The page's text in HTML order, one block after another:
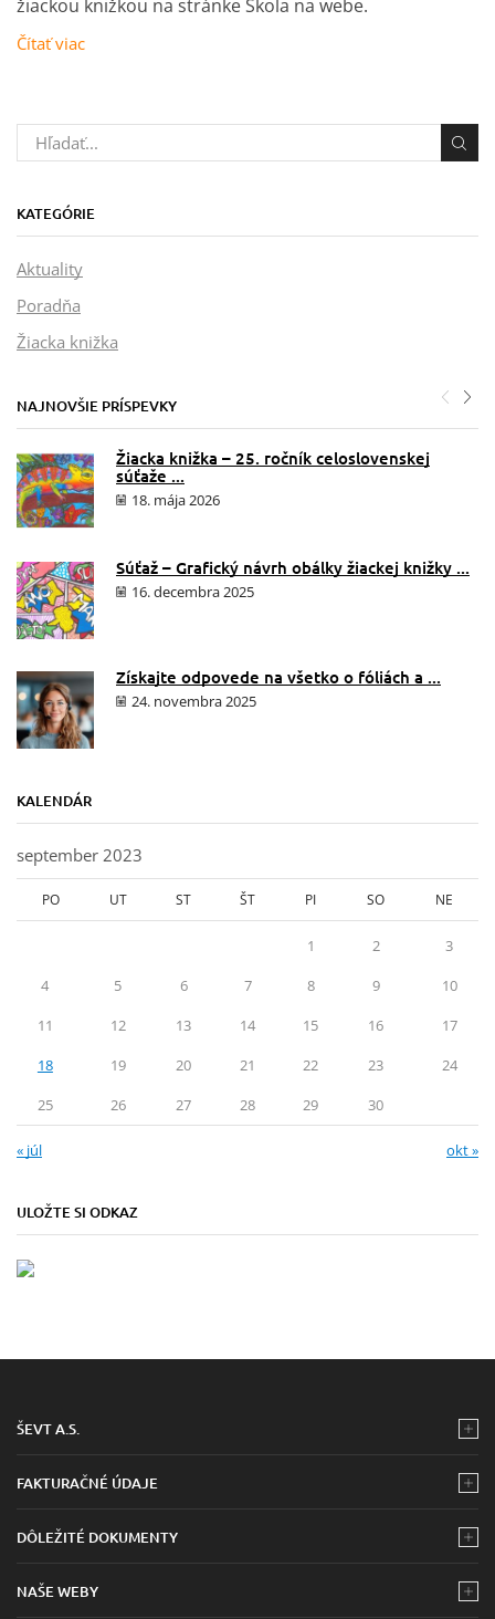
žiackou knižkou na stránke Škola na webe.
Čítať viac
KATEGÓRIE
Aktuality
Poradňa
Žiacka knižka
NAJNOVŠIE PRÍSPEVKY
Žiacka knižka – 25. ročník celoslovenskej
súťaže ...
18. mája 2026
Súťaž – Grafický návrh obálky žiackej knižky ...
16. decembra 2025
Získajte odpovede na všetko o fóliách a ...
24. novembra 2025
KALENDÁR
september 2023
PO UT ST ŠT PI SO NE
« júl okt »
1 2
3
4
5 6 7 8 9
10
11
12 13 14 15 16
17
18
19 20 21 22 23
24
25
26 27 28 29 30
ULOŽTE SI ODKAZ
ŠEVT A.S.
FAKTURAČNÉ ÚDAJE
DÔLEŽITÉ DOKUMENTY
NAŠE WEBY